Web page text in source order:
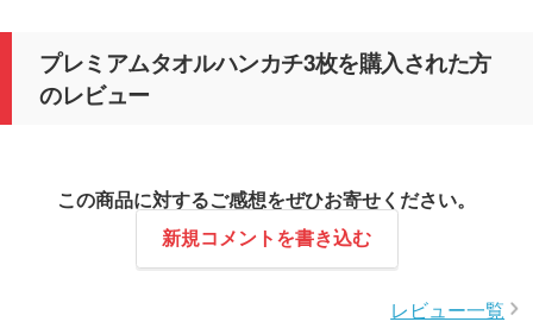
プレミアムタオルハンカチ3枚を購入された方
のレビュー
この商品に対するご感想をぜひお寄せください。
新規コメントを書き込む
レビュー一覧